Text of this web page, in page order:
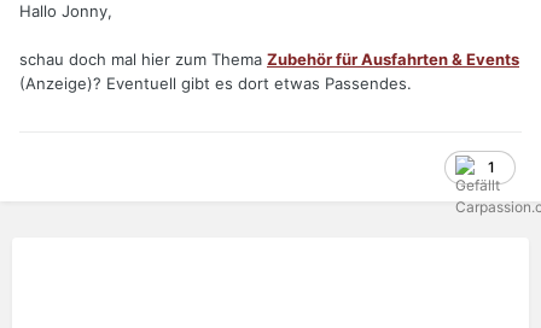
Hallo Jonny,
schau doch mal hier zum Thema Zubehör für Ausfahrten & Events
(Anzeige)? Eventuell gibt es dort etwas Passendes.
1